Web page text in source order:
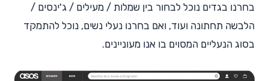
בחרנו בגדים נוכל לבחור בין שמלות / מעילים / ג'ינסים /
הלבשה תחתונה ועוד, ואם בחרנו נעלי נשים, נוכל להתמקד
בסוג הנעליים המסוים בו אנו מעוניינים.